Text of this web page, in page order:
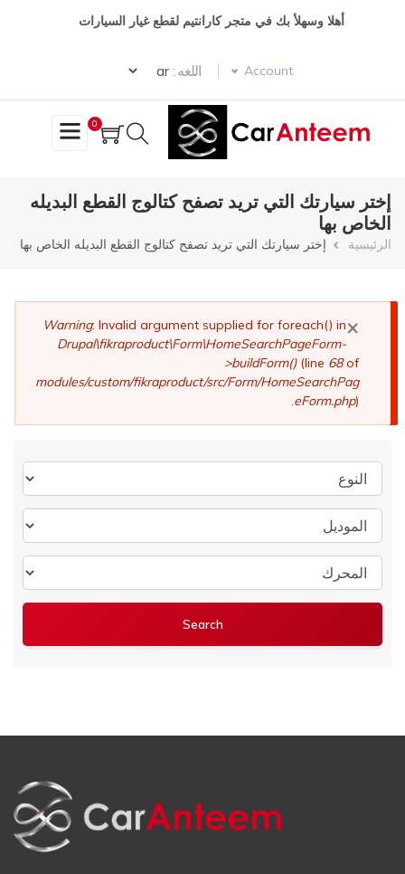
أهلا وسهلأ بك في متجر كارانتيم لقطع غيار السيارات
Account اللغه :
Select your language
0
إختر سيارتك التي تريد تصفح كتالوج القطع البديله
الخاص بها
مسار
الرئيسية إختر سيارتك التي تريد تصفح كتالوج القطع البديله الخاص بها
×
رسالة
الخطأ
Warning: Invalid argument supplied for foreach() in
Drupal\fikraproduct\Form\HomeSearchPageForm-
>buildForm()(line 68of
modules/custom/fikraproduct/src/Form/HomeSearchPag
eForm.php).
النوع
الموديل
المحرك